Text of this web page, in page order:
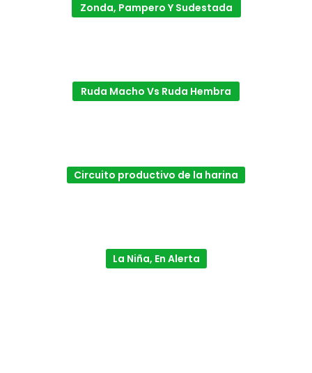
Zonda, Pampero Y Sudestada
Ruda Macho Vs Ruda Hembra
Circuito productivo de la harina
La Niña, En Alerta